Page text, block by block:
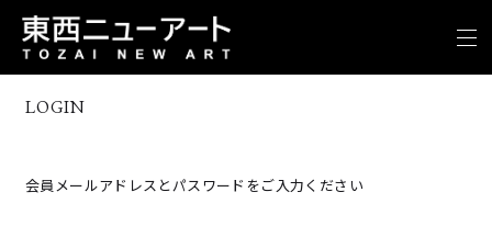
LOGIN
会員メールアドレスとパスワードをご入力ください